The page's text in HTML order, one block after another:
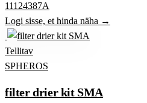
11124387A
Logi sisse, et hinda näha →
Tellitav
SPHEROS
filter drier kit SMA